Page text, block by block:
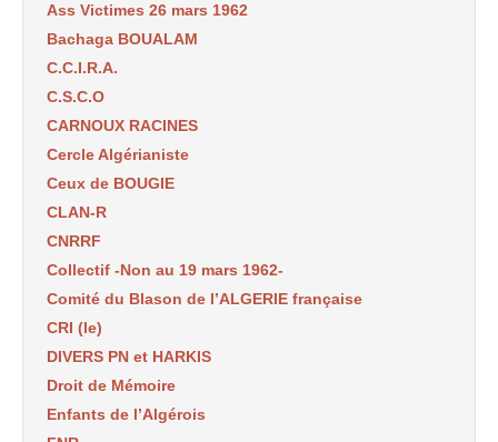
Ass Victimes 26 mars 1962
Bachaga BOUALAM
C.C.I.R.A.
C.S.C.O
CARNOUX RACINES
Cercle Algérianiste
Ceux de BOUGIE
CLAN-R
CNRRF
Collectif -Non au 19 mars 1962-
Comité du Blason de l’ALGERIE française
CRI (le)
DIVERS PN et HARKIS
Droit de Mémoire
Enfants de l’Algérois